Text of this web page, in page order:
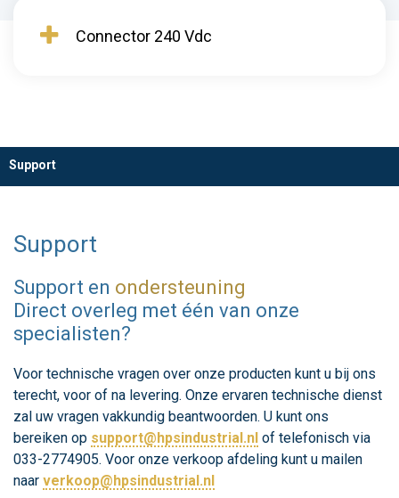
Connector 240 Vdc
Support
Support
Support en ondersteuning
Direct overleg met één van onze
specialisten?
Voor technische vragen over onze producten kunt u bij ons
terecht, voor of na levering. Onze ervaren technische dienst
zal uw vragen vakkundig beantwoorden. U kunt ons
bereiken op support@hpsindustrial.nl of telefonisch via
033-2774905. Voor onze verkoop afdeling kunt u mailen
naar verkoop@hpsindustrial.nl